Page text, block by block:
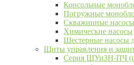
Консольные
Погружные
Скважинные насосы
Химические насосы
Шестерные насосы
Щиты управления и
Серия ЩУиЗН-ПЧ